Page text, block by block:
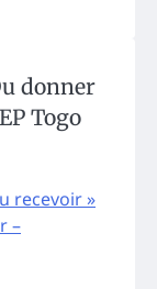
donner
Togo
recevoir »
–